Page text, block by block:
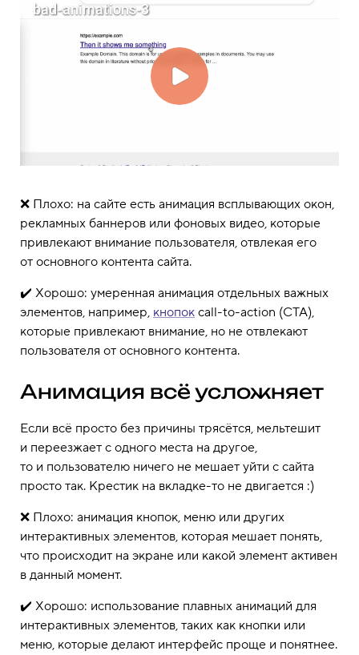
❌ Плохо: на сайте есть анимация всплывающих окон,
рекламных баннеров или фоновых видео, которые
привлекают внимание пользователя, отвлекая его
от основного контента сайта.
✔️ Хорошо: умеренная анимация отдельных важных
элементов, например, кнопок call-to-action (CTA),
которые привлекают внимание, но не отвлекают
пользователя от основного контента.
Анимация всё усложняет
Если всё просто без причины трясётся, мельтешит
и переезжает с одного места на другое,
то и пользователю ничего не мешает уйти с сайта
просто так. Крестик на вкладке-то не двигается :)
❌ Плохо: анимация кнопок, меню или других
интерактивных элементов, которая мешает понять,
что происходит на экране или какой элемент активен
в данный момент.
✔️ Хорошо: использование плавных анимаций для
интерактивных элементов, таких как кнопки или
меню, которые делают интерфейс проще и понятнее.